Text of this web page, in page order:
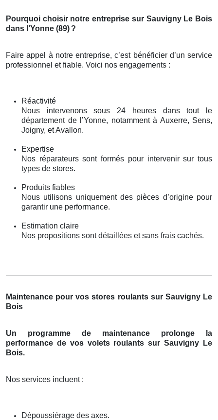
Pourquoi choisir notre entreprise sur Sauvigny Le Bois
dans l’Yonne (89) ?
Faire appel à notre entreprise, c’est bénéficier d’un service
professionnel et fiable. Voici nos engagements :
Réactivité
Nous intervenons sous 24 heures dans tout le
département de l’Yonne, notamment à Auxerre, Sens,
Joigny, et Avallon.
Expertise
Nos réparateurs sont formés pour intervenir sur tous
types de stores.
Produits fiables
Nous utilisons uniquement des pièces d’origine pour
garantir une performance.
Estimation claire
Nos propositions sont détaillées et sans frais cachés.
Maintenance pour vos stores roulants sur Sauvigny Le
Bois
Un programme de maintenance prolonge la
performance de vos volets roulants sur Sauvigny Le
Bois.
Nos services incluent :
Dépoussiérage des axes.